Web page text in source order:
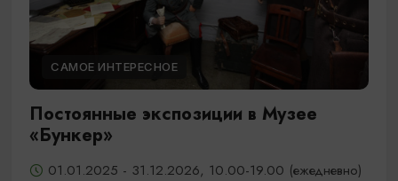
САМОЕ ИНТЕРЕСНОЕ
Постоянные экспозиции в Музее
«Бункер»
01.01.2025 - 31.12.2026, 10.00-19.00 (ежедневно)